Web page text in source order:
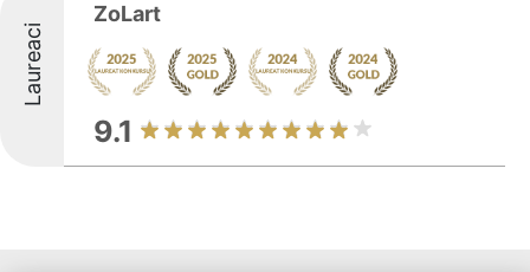
Laureaci
ZoLart
9.1